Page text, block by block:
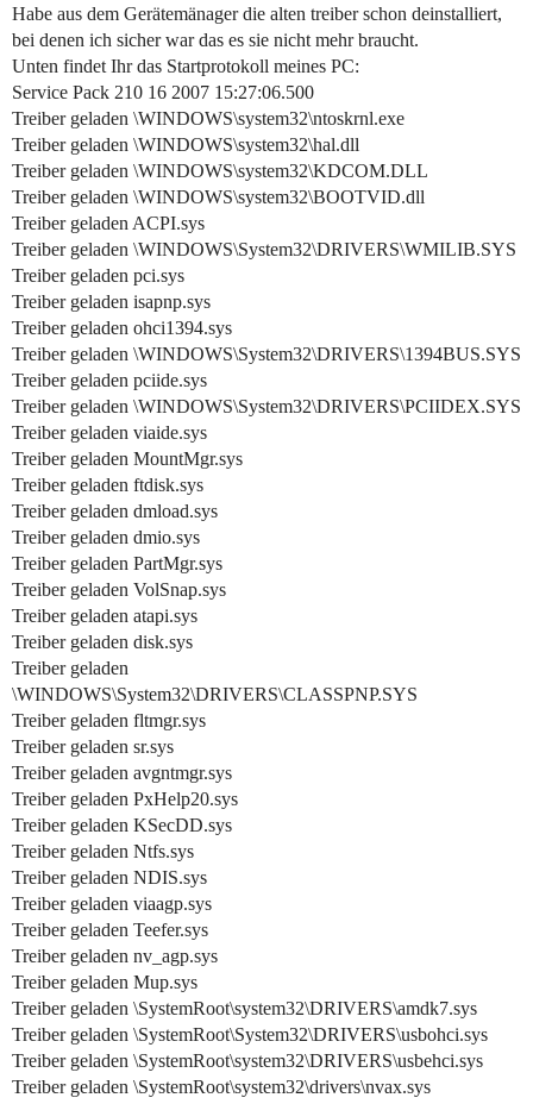
Habe aus dem Gerätemänager die alten treiber schon deinstalliert,
bei denen ich sicher war das es sie nicht mehr braucht.
Unten findet Ihr das Startprotokoll meines PC:
Service Pack 210 16 2007 15:27:06.500
Treiber geladen \WINDOWS\system32\ntoskrnl.exe
Treiber geladen \WINDOWS\system32\hal.dll
Treiber geladen \WINDOWS\system32\KDCOM.DLL
Treiber geladen \WINDOWS\system32\BOOTVID.dll
Treiber geladen ACPI.sys
Treiber geladen \WINDOWS\System32\DRIVERS\WMILIB.SYS
Treiber geladen pci.sys
Treiber geladen isapnp.sys
Treiber geladen ohci1394.sys
Treiber geladen \WINDOWS\System32\DRIVERS\1394BUS.SYS
Treiber geladen pciide.sys
Treiber geladen \WINDOWS\System32\DRIVERS\PCIIDEX.SYS
Treiber geladen viaide.sys
Treiber geladen MountMgr.sys
Treiber geladen ftdisk.sys
Treiber geladen dmload.sys
Treiber geladen dmio.sys
Treiber geladen PartMgr.sys
Treiber geladen VolSnap.sys
Treiber geladen atapi.sys
Treiber geladen disk.sys
Treiber geladen
\WINDOWS\System32\DRIVERS\CLASSPNP.SYS
Treiber geladen fltmgr.sys
Treiber geladen sr.sys
Treiber geladen avgntmgr.sys
Treiber geladen PxHelp20.sys
Treiber geladen KSecDD.sys
Treiber geladen Ntfs.sys
Treiber geladen NDIS.sys
Treiber geladen viaagp.sys
Treiber geladen Teefer.sys
Treiber geladen nv_agp.sys
Treiber geladen Mup.sys
Treiber geladen \SystemRoot\system32\DRIVERS\amdk7.sys
Treiber geladen \SystemRoot\System32\DRIVERS\usbohci.sys
Treiber geladen \SystemRoot\system32\DRIVERS\usbehci.sys
Treiber geladen \SystemRoot\system32\drivers\nvax.sys